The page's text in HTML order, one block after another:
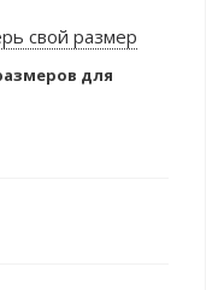
свой размер
для